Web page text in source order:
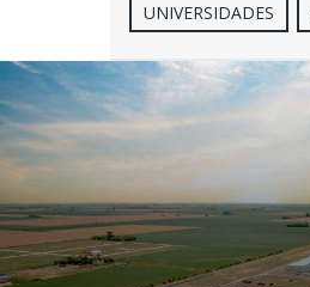
UNIVERSIDADES